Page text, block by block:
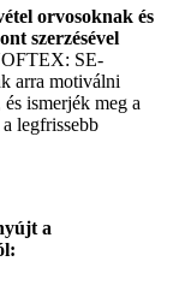
orvosoknak és
szerzésével
SE-
arra motiválni
ismerjék meg a
legfrissebb
a